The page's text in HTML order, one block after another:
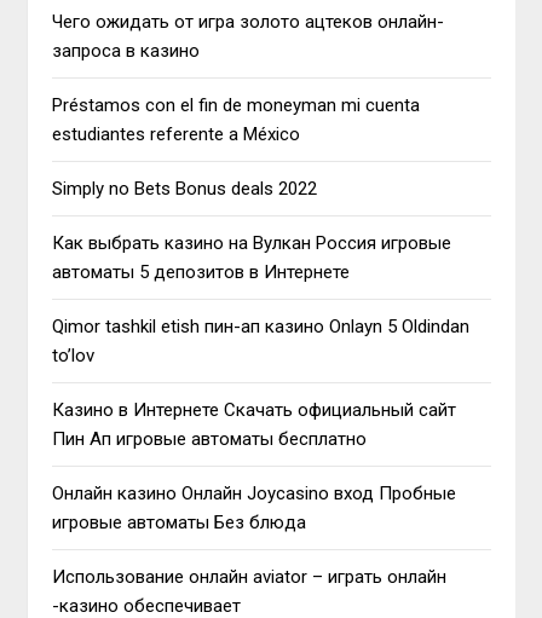
Чего ожидать от игра золото ацтеков онлайн-
запроса в казино
Préstamos con el fin de moneyman mi cuenta
estudiantes referente a México
Simply no Bets Bonus deals 2022
Как выбрать казино на Вулкан Россия игровые
автоматы 5 депозитов в Интернете
Qimor tashkil etish пин-ап казино Onlayn 5 Oldindan
to’lov
Казино в Интернете Скачать официальный сайт
Пин Ап игровые автоматы бесплатно
Онлайн казино Онлайн Joycasino вход Пробные
игровые автоматы Без блюда
Использование онлайн aviator – играть онлайн
-казино обеспечивает